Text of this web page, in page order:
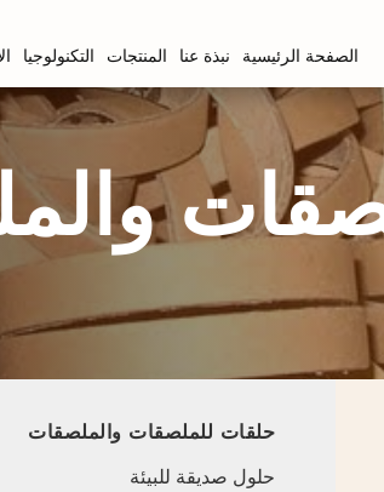
الصفحة الرئيسية نبذة عنا المنتجات التكنولوجيا
حلقات للملصقات والملصقات
حلول صديقة للبيئة